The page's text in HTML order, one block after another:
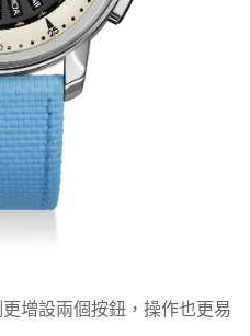
增設兩個按鈕，操作也更易